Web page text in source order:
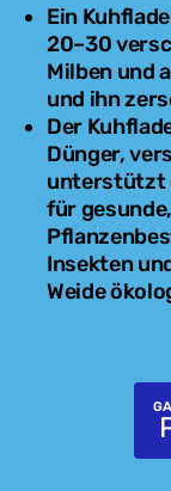
Ein
20–30
Milben und
und ihn
Der
Dünger,
unterstützt
für
Insekten
Weide